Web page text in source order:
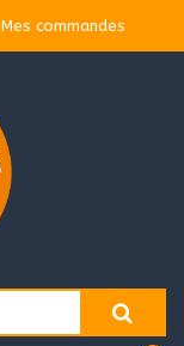
Mes commandes